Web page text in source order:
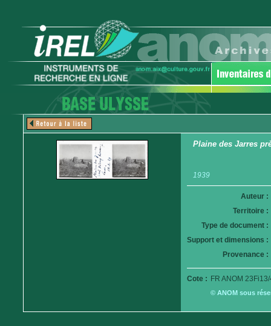
Plaine des Jarres
1939
Auteur :
Territoire :
Type de document :
Support et dimensions :
Provenance :
Cote : FR ANOM
© ANOM sous